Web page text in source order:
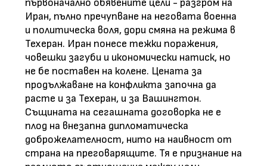
Иран, пълно пречупване на неговата военна
и политическа воля, дори смяна на режима в
Техеран. Иран понесе тежки поражения,
човешки загуби и икономически натиск, но
не бе поставен на колене. Цената за
продължаване на конфликта започна да
расте и за Техеран, и за Вашингтон.
Същината на сегашната договорка не е
плод на внезапна дипломатическа
доброжелателност, нито на наивност от
страна на преговарящите. Тя е признание на